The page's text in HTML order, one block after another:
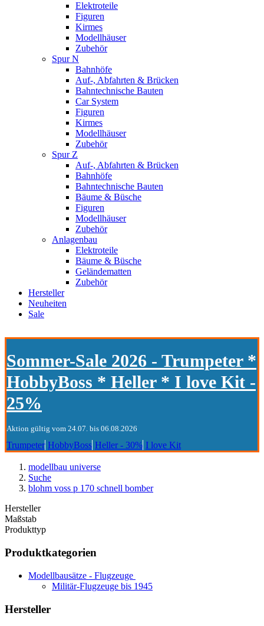
Elektroteile
Figuren
Kirmes
Modellhäuser
Zubehör
Spur N
Bahnhöfe
Auf-, Abfahrten & Brücken
Bahntechnische Bauten
Car System
Figuren
Kirmes
Modellhäuser
Zubehör
Spur Z
Auf-, Abfahrten & Brücken
Bahnhöfe
Bahntechnische Bauten
Bäume & Büsche
Figuren
Modellhäuser
Zubehör
Anlagenbau
Elektroteile
Bäume & Büsche
Geländematten
Zubehör
Hersteller
Neuheiten
Sale
Sommer-Sale 2026 - Trumpeter *
HobbyBoss * Heller * I love Kit -
25%
Aktion gültig vom 24.07. bis 06.08.2026
Trumpeter HobbyBoss Heller - 30% I love Kit
modellbau universe
Suche
blohm voss p 170 schnell bomber
Hersteller
Maßstab
Produkttyp
Produktkategorien
Modellbausätze - Flugzeuge
Militär-Flugzeuge bis 1945
Hersteller